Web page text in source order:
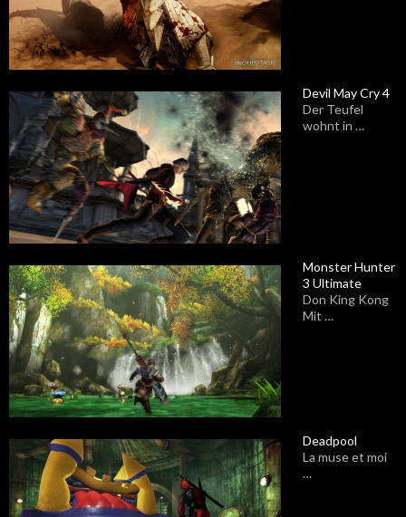
Devil May Cry 4
Der Teufel
wohnt in …
Monster Hunter
3 Ultimate
Don King Kong
Mit …
Deadpool
La muse et moi
…